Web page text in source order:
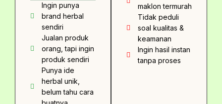
Ingin punya
brand herbal
sendiri
Jualan produk
orang, tapi ingin
produk sendiri
Punya ide
herbal unik,
belum tahu cara
maklon termurah
Tidak peduli
soal kualitas &
keamanan
Ingin hasil instan
tanpa proses